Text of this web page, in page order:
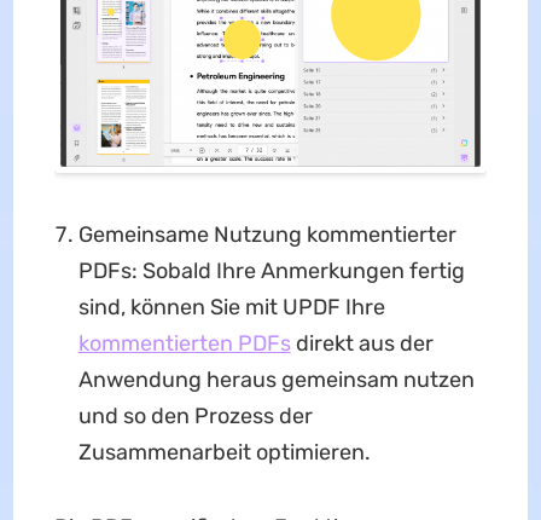
Gemeinsame Nutzung kommentierter
PDFs: Sobald Ihre Anmerkungen fertig
sind, können Sie mit UPDF Ihre
kommentierten PDFsdirekt aus der
Anwendung heraus gemeinsam nutzen
und so den Prozess der
Zusammenarbeit optimieren.